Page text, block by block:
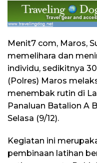
Menit7 com, Maros,
memelihara dan
individu, sedikitnya
(Polres) Maros
menembak rutin di
Panaluan Batalion A
Selasa (9/12).
​Kegiatan ini
pembinaan latihan